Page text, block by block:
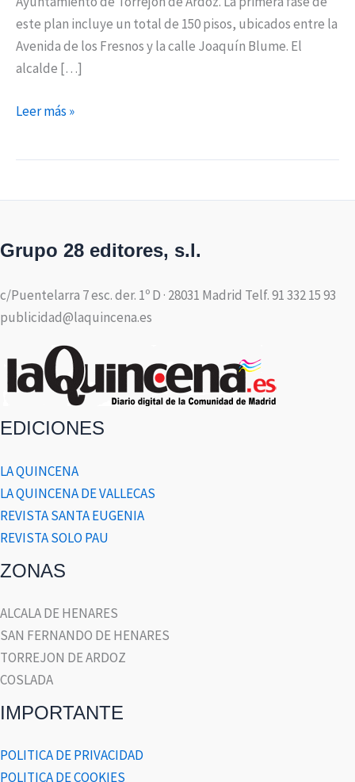
este plan incluye un total de 150 pisos, ubicados entre la
Avenida de los Fresnos y la calle Joaquín Blume. El
alcalde […]
Leer más »
Grupo 28 editores, s.l.
c/Puentelarra 7 esc. der. 1º D · 28031 Madrid Telf. 91 332 15 93
publicidad@laquincena.es
EDICIONES
LA QUINCENA
LA QUINCENA DE VALLECAS
REVISTA SANTA EUGENIA
REVISTA SOLO PAU
ZONAS
ALCALA DE HENARES
SAN FERNANDO DE HENARES
TORREJON DE ARDOZ
COSLADA
IMPORTANTE
POLITICA DE PRIVACIDAD
POLITICA DE COOKIES